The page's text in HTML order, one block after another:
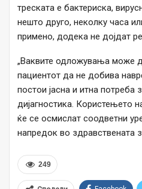
треската е бактериска,
нешто друго, неколку часа
примено, додека не дојдат
„Ваквите одложувања може
пациентот да не добива
постои јасна и итна потреба
дијагностика. Користењето
ќе се осмислат соодветни
напредок во здравствената
249